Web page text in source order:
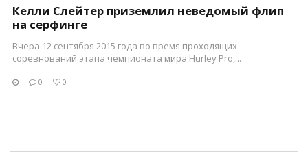
Келли Слейтер приземлил неведомый флип
на серфинге
Вчера 12 сентября 2015 года во время проходящих
соревнований этапа чемпионата мира Hurley Pro,...
0 0